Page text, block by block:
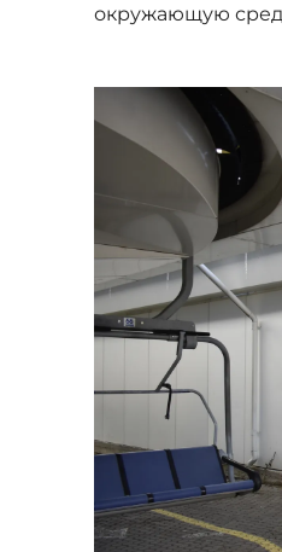
окружающую